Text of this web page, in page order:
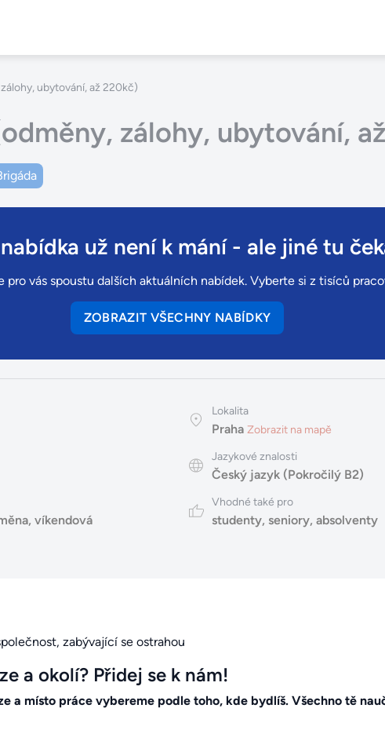
ubytování, až 220kč)
zálohy, ubytování,
už není k mání- ale jiné tu
pro vás spoustu dalších aktuálních nabídek. Vyberte si z tisíců
ZOBRAZIT VŠECHNY NABÍDKY
Lokalita
Praha Zobrazit na mapě
Jazykové znalosti
Český jazyk (Pokročilý B2)
, víkendová
Vhodné také pro
studenty, seniory, absolventy
zabývající se ostrahou
a okolí? Přidej se k nám!
a místo práce vybereme podle toho, kde bydlíš. Všechno tě